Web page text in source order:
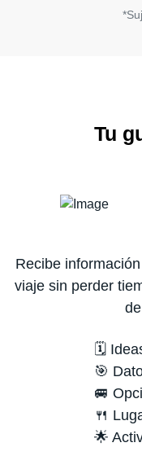
Tu
Recibe
viaje sin perder
🗓️
🎯
🚐
🍴
🌟